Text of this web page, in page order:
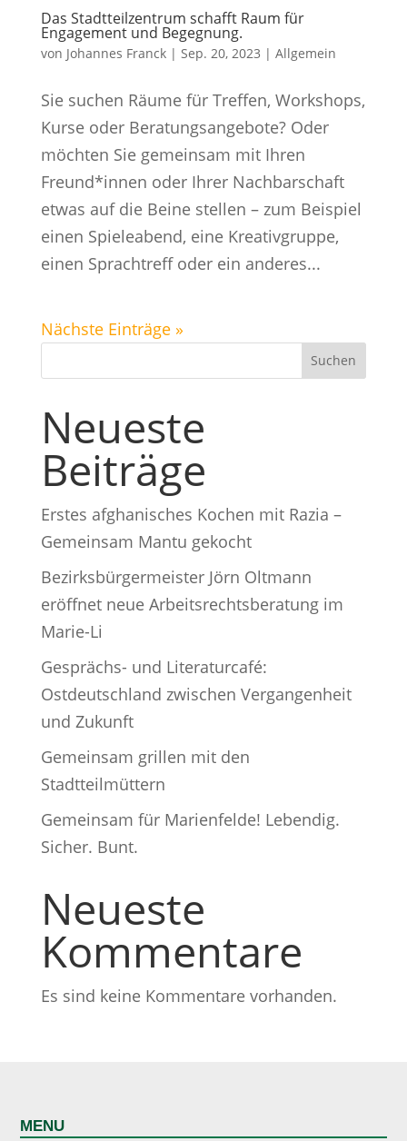
Das Stadtteilzentrum schafft Raum für
Engagement und Begegnung.
von Johannes Franck| Sep. 20, 2023 | Allgemein
Sie suchen Räume für Treffen, Workshops,
Kurse oder Beratungsangebote? Oder
möchten Sie gemeinsam mit Ihren
Freund*innen oder Ihrer Nachbarschaft
etwas auf die Beine stellen – zum Beispiel
einen Spieleabend, eine Kreativgruppe,
einen Sprachtreff oder ein anderes...
Nächste Einträge »
Suchen
Neueste
Beiträge
Erstes afghanisches Kochen mit Razia –
Gemeinsam Mantu gekocht
Bezirksbürgermeister Jörn Oltmann
eröffnet neue Arbeitsrechtsberatung im
Marie-Li
Gesprächs- und Literaturcafé:
Ostdeutschland zwischen Vergangenheit
und Zukunft
Gemeinsam grillen mit den
Stadtteilmüttern
Gemeinsam für Marienfelde! Lebendig.
Sicher. Bunt.
Neueste
Kommentare
Es sind keine Kommentare vorhanden.
MENU